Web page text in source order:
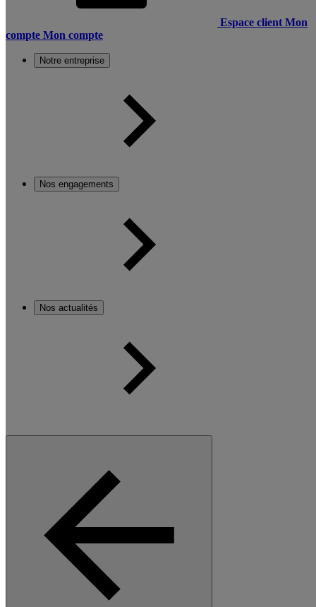
Espace client Mon
compte Mon compte
Notre entreprise
Nos engagements
Nos actualités